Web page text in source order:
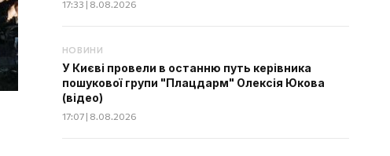
17:33 | 8.08.2026
НОВИНИ
У Києві провели в останню путь керівника
пошукової групи "Плацдарм" Олексія Юкова
(відео)
17:07 | 8.08.2026